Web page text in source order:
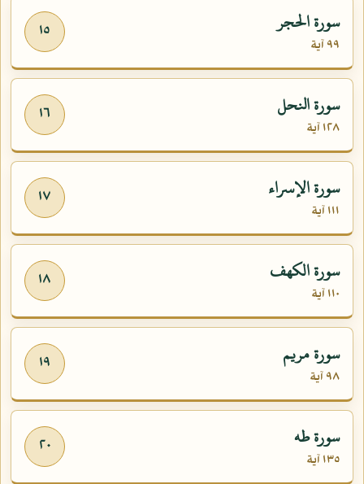
١٥ سورة الحجر
٩٩ آية
١٦ سورة النحل
١٢٨ آية
١٧ سورة الإسراء
١١١ آية
١٨ سورة الكهف
١١٠ آية
١٩ سورة مريم
٩٨ آية
٢٠ سورة طه
١٣٥ آية